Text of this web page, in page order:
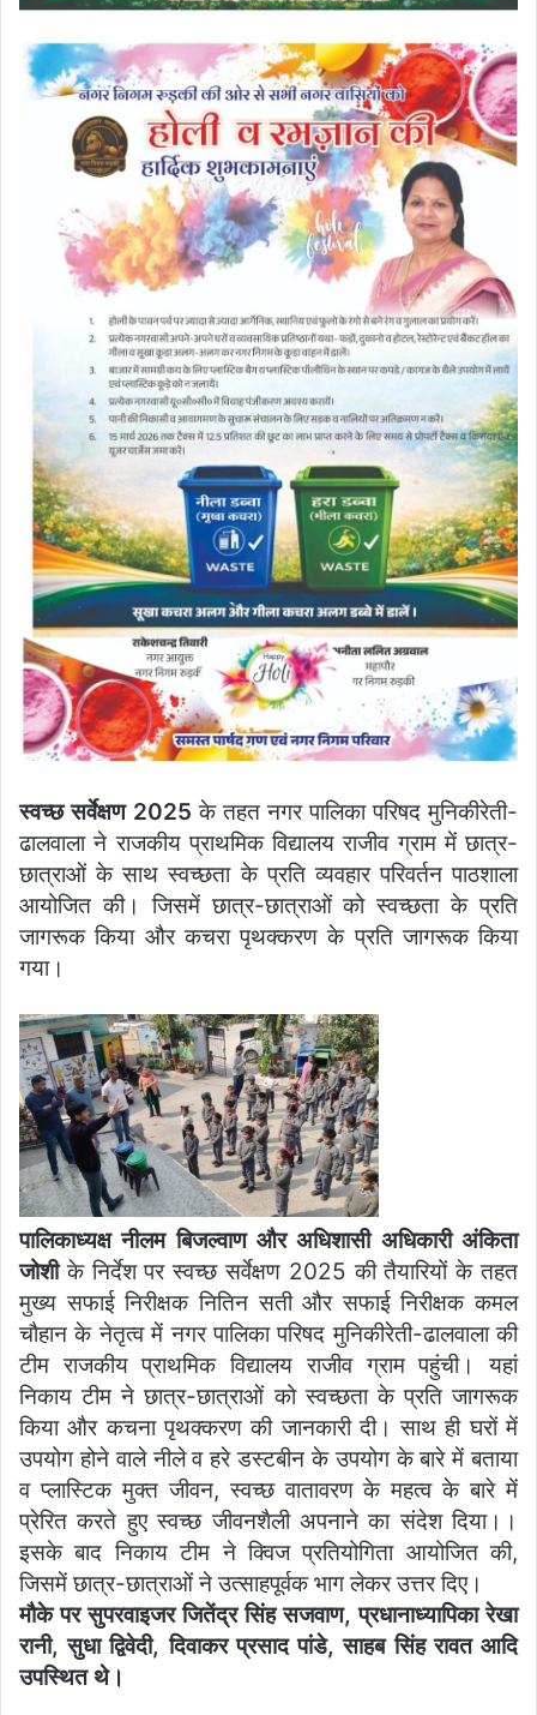
स्वच्छ सर्वेक्षण 2025 के तहत नगर पालिका परिषद मुनिकीरेती-
ढालवाला ने राजकीय प्राथमिक विद्यालय राजीव ग्राम में छात्र-
छात्राओं के साथ स्वच्छता के प्रति व्यवहार परिवर्तन पाठशाला
आयोजित की। जिसमें छात्र-छात्राओं को स्वच्छता के प्रति
जागरूक किया और कचरा पृथक्करण के प्रति जागरूक किया
गया।
पालिकाध्यक्ष नीलम बिजल्वाण और अधिशासी अधिकारी अंकिता
जोशीके निर्देश पर स्वच्छ सर्वेक्षण 2025 की तैयारियों के तहत
मुख्य सफाई निरीक्षक नितिन सती और सफाई निरीक्षक कमल
चौहान के नेतृत्व में नगर पालिका परिषद मुनिकीरेती-ढालवाला की
टीम राजकीय प्राथमिक विद्यालय राजीव ग्राम पहुंची। यहां
निकाय टीम ने छात्र-छात्राओं को स्वच्छता के प्रति जागरूक
किया और कचना पृथक्करण की जानकारी दी। साथ ही घरों में
उपयोग होने वाले नीले व हरे डस्टबीन के उपयोग के बारे में बताया
व प्लास्टिक मुक्त जीवन, स्वच्छ वातावरण के महत्व के बारे में
प्रेरित करते हुए स्वच्छ जीवनशैली अपनाने का संदेश दिया।।
इसके बाद निकाय टीम ने क्विज प्रतियोगिता आयोजित की,
जिसमें छात्र-छात्राओं ने उत्साहपूर्वक भाग लेकर उत्तर दिए।
मौके पर सुपरवाइजर जितेंद्र सिंह सजवाण, प्रधानाध्यापिका रेखा
रानी, सुधा द्विवेदी, दिवाकर प्रसाद पांडे, साहब सिंह रावत आदि
उपस्थित थे।